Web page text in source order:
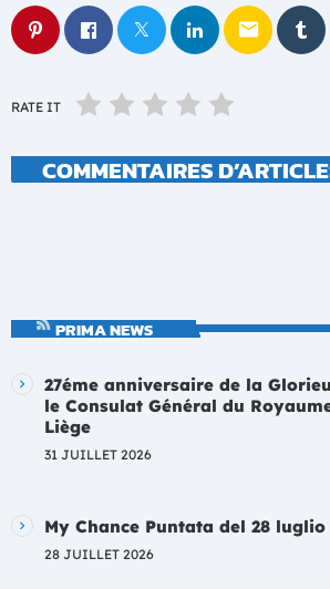
email
RATE IT
COMMENTAIRES
PRIMA NEWS
27éme anniversaire de la
le Consulat Général du
Liège
31 JUILLET 2026
My Chance Puntata del 28 luglio
28 JUILLET 2026